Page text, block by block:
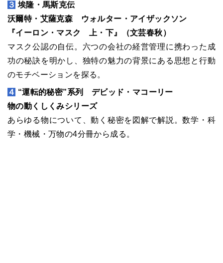
３ 埃隆・馬斯克伝
沃爾特・艾薩克森 ウォルター・アイザックソン
『イーロン・マスク 上・下』（文芸春秋）
マスク公認の自伝。六つの会社の経営管理に携わった成
功の秘訣を明かし、独特の魅力の背景にある思想と行動
のモチベーションを探る。
４ “運転的秘密”系列 デビッド・マコーリー
物の動くしくみシリーズ
あらゆる物について、動く秘密を図解で解説。数学・科
学・機械・万物の4分冊から成る。